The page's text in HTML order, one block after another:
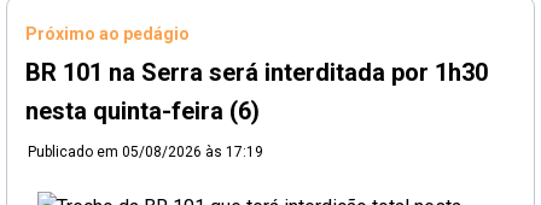
Próximo ao pedágio
BR 101 na Serra será interditada por 1h30
nesta quinta-feira (6)
Publicado em 05/08/2026 às 17:19